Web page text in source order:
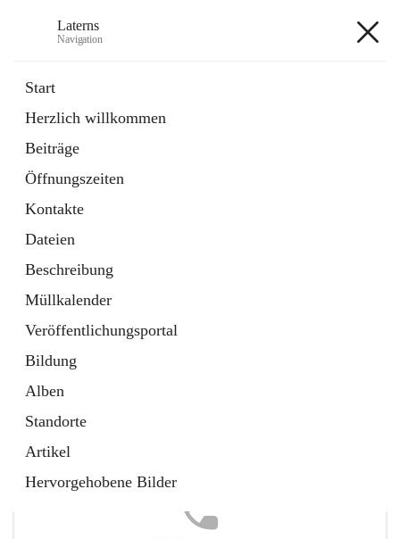
Laterns
Navigation
Start
Herzlich willkommen
Beiträge
Öffnungszeiten
Kontakte
Dateien
Beschreibung
Müllkalender
Veröffentlichungsportal
Bildung
Alben
Standorte
Artikel
Hervorgehobene Bilder
11 Schnellzugriffe
Soziales
1 Schnellzugriff